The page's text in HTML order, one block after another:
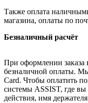
Также оплата
магазина, оплаты по
Безналичный расчёт
При оформлении заказа
безналичной оплаты.
Card. Чтобы оплатить
системы ASSIST, где
действия, имя